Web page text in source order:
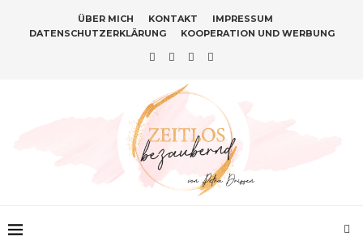
ÜBER MICH KONTAKT
IMPRESSUM
DATENSCHUTZERKLÄRUNG
KOOPERATION UND WERBUNG